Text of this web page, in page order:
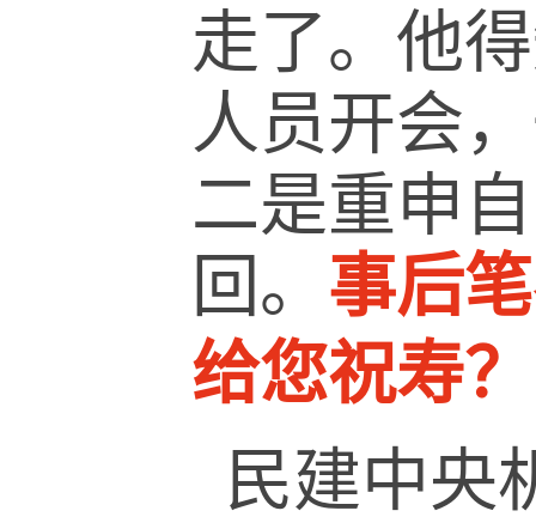
走了。他
人员开会
二是重申
回。 事后
给您祝寿？
民建中央